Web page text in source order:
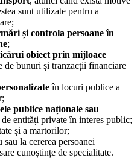
sunt utilizate pentru a
și controla persoane în
;
obiect prin mijloace
de bunuri și tranzacții financiare
în locuri publice a
publice naționale sau
entități private în interes public;
și a martorilor;
la cererea persoanei
cunoștințe de specialitate.